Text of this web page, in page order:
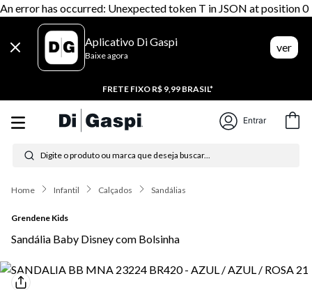
An error has occurred: Unexpected token T in JSON at position 0
Aplicativo Di Gaspi
Baixe agora
ver
FRETE FIXO R$ 9,99 BRASIL*
Entrar
Digite o produto ou marca que deseja buscar...
Infantil Calçados Sandálias
Grendene Kids
Sandália Baby Disney com Bolsinha
Termos mais buscados
1º tênis feminino
4º tênis masculino